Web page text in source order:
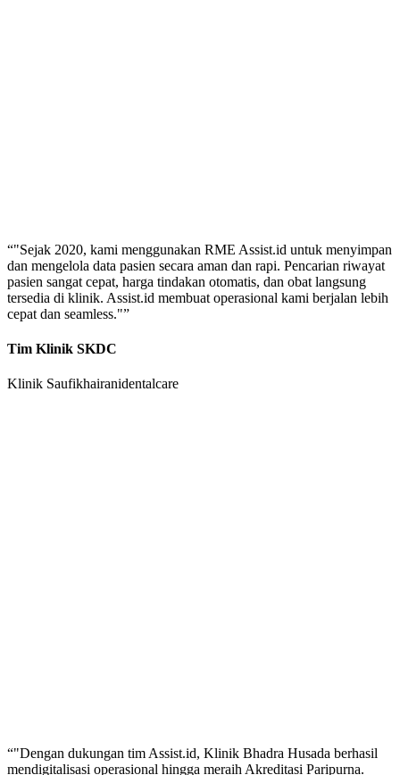
“"Sejak 2020, kami menggunakan RME Assist.id untuk menyimpan
dan mengelola data pasien secara aman dan rapi. Pencarian riwayat
pasien sangat cepat, harga tindakan otomatis, dan obat langsung
tersedia di klinik. Assist.id membuat operasional kami berjalan lebih
cepat dan seamless."”
Tim Klinik SKDC
Klinik Saufikhairanidentalcare
“"Dengan dukungan tim Assist.id, Klinik Bhadra Husada berhasil
mendigitalisasi operasional hingga meraih Akreditasi Paripurna.